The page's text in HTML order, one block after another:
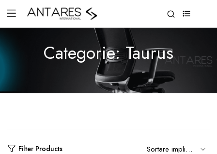
Categorie:Taurus
Filter Products